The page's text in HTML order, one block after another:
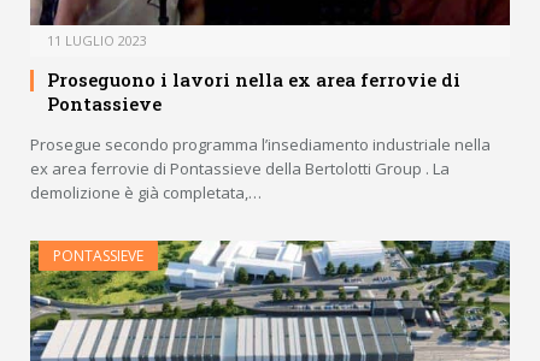
11 LUGLIO 2023
Proseguono i lavori nella ex area ferrovie di
Pontassieve
Prosegue secondo programma l’insediamento industriale nella
ex area ferrovie di Pontassieve della Bertolotti Group . La
demolizione è già completata,…
PONTASSIEVE